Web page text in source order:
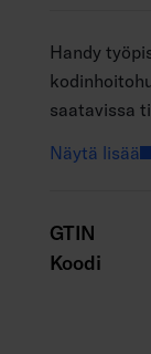
Handy
saatavissa
Näytä lisää
GTIN
Koodi